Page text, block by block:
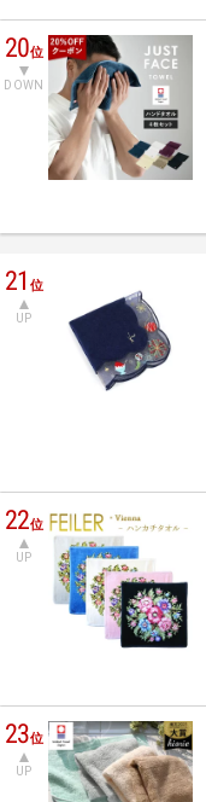
20位
DOWN
21位
UP
22位
UP
23位
UP